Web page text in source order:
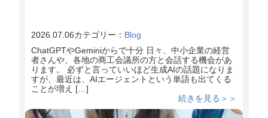
2026.07.06カテゴリー： Blog
ChatGPTやGeminiからで十分 日々、中小企業の経営
者さんや、各地の商工会議所の方と会話する機会があ
ります。 必ずと言っていいほど生成AIの話題になりま
すが、最近は、AIエージェントという単語も出てくる
ことが増え […]
続きを見る＞＞